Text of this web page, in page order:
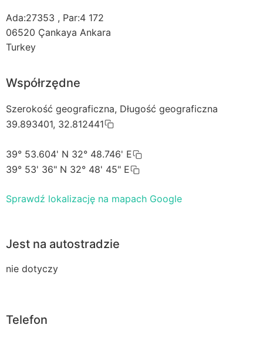
Ada:27353 , Par:4 172
06520 Çankaya Ankara
Turkey
Współrzędne
Szerokość geograficzna, Długość geograficzna
39.893401, 32.812441
39° 53.604' N 32° 48.746' E
39° 53' 36" N 32° 48' 45" E
Sprawdź lokalizację na mapach Google
Jest na autostradzie
nie dotyczy
Telefon